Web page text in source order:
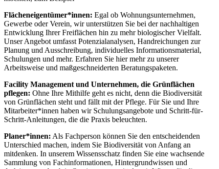
Flächeneigentümer*innen: Egal ob Wohnungsunternehmen,
Gewerbe oder Verein, wir unterstützen Sie bei der nachhaltigen
Entwicklung Ihrer Freiflächen hin zu mehr biologischer Vielfalt.
Unser Angebot umfasst Potenzialanalysen, Handreichungen zur
Planung und Ausschreibung, individuelles Informationsmaterial,
Schulungen und mehr. Erfahren Sie hier mehr zu unserer
Arbeitsweise und maßgeschneiderten Beratungspaketen.
Facility Management und Unternehmen, die Grünflächen
pflegen: Ohne Ihre Mithilfe geht es nicht, denn die Biodiversität
von Grünflächen steht und fällt mit der Pflege. Für Sie und Ihre
Mitarbeiter*innen haben wir Schulungsangebote und Schritt-für-
Schritt-Anleitungen, die die Praxis beleuchten.
Planer*innen: Als Fachperson können Sie den entscheidenden
Unterschied machen, indem Sie Biodiversität von Anfang an
mitdenken. In unserem Wissensschatz finden Sie eine wachsende
Sammlung von Fachinformationen, Hintergrundwissen und